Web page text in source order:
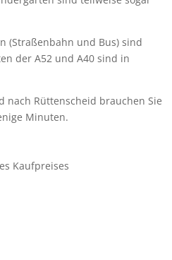
(Straßenbahn und Bus) sind
der A52 und A40 sind in
nach Rüttenscheid brauchen Sie
Minuten.
Kaufpreises